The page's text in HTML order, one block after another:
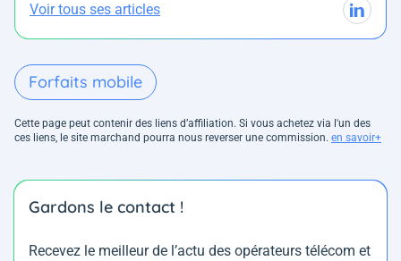
Voir tous ses articles
Forfaits mobile
Cette page peut contenir des liens d’affiliation. Si vous achetez via l'un des
ces liens, le site marchand pourra nous reverser une commission. en savoir+
Gardons le contact !
Recevez le meilleur de l’actu des opérateurs télécom et